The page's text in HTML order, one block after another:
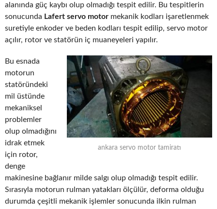
alanında güç kaybı olup olmadığı tespit edilir. Bu tespitlerin
sonucunda Lafert servo motor mekanik kodları işaretlenmek
suretiyle enkoder ve beden kodları tespit edilip, servo motor
açılır, rotor ve statörün iç muaneyeleri yapılır.
ankara servo motor tamiratı
Bu esnada
motorun
statöründeki
mil üstünde
mekaniksel
problemler
olup olmadığını
idrak etmek
için rotor,
denge
makinesine bağlanır milde salgı olup olmadığı tespit edilir.
Sırasıyla motorun rulman yatakları ölçülür, deforma olduğu
durumda çeşitli mekanik işlemler sonucunda ilkin rulman